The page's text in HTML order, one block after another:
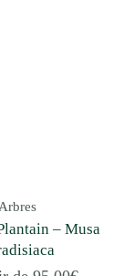
Arbres
– Musa